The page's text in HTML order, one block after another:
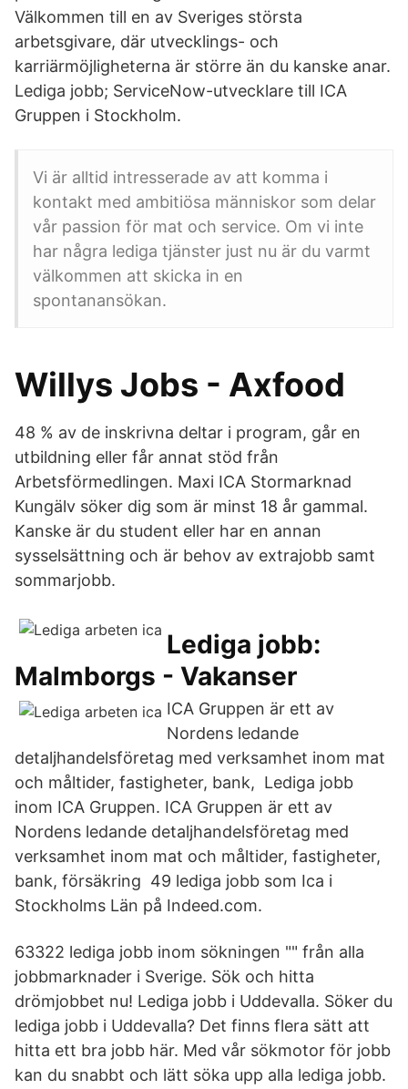
Välkommen till en av Sveriges största
arbetsgivare, där utvecklings- och
karriärmöjligheterna är större än du kanske anar.
Lediga jobb; ServiceNow-utvecklare till ICA
Gruppen i Stockholm.
Vi är alltid intresserade av att komma i
kontakt med ambitiösa människor som delar
vår passion för mat och service. Om vi inte
har några lediga tjänster just nu är du varmt
välkommen att skicka in en
spontanansökan.
Willys Jobs - Axfood
48 % av de inskrivna deltar i program, går en
utbildning eller får annat stöd från
Arbetsförmedlingen. Maxi ICA Stormarknad
Kungälv söker dig som är minst 18 år gammal.
Kanske är du student eller har en annan
sysselsättning och är behov av extrajobb samt
sommarjobb.
Lediga jobb:
Malmborgs - Vakanser
ICA Gruppen är ett av
Nordens ledande
detaljhandelsföretag med verksamhet inom mat
och måltider, fastigheter, bank, Lediga jobb
inom ICA Gruppen. ICA Gruppen är ett av
Nordens ledande detaljhandelsföretag med
verksamhet inom mat och måltider, fastigheter,
bank, försäkring 49 lediga jobb som Ica i
Stockholms Län på Indeed.com.
63322 lediga jobb inom sökningen "" från alla
jobbmarknader i Sverige. Sök och hitta
drömjobbet nu! Lediga jobb i Uddevalla. Söker du
lediga jobb i Uddevalla? Det finns flera sätt att
hitta ett bra jobb här. Med vår sökmotor för jobb
kan du snabbt och lätt söka upp alla lediga jobb.